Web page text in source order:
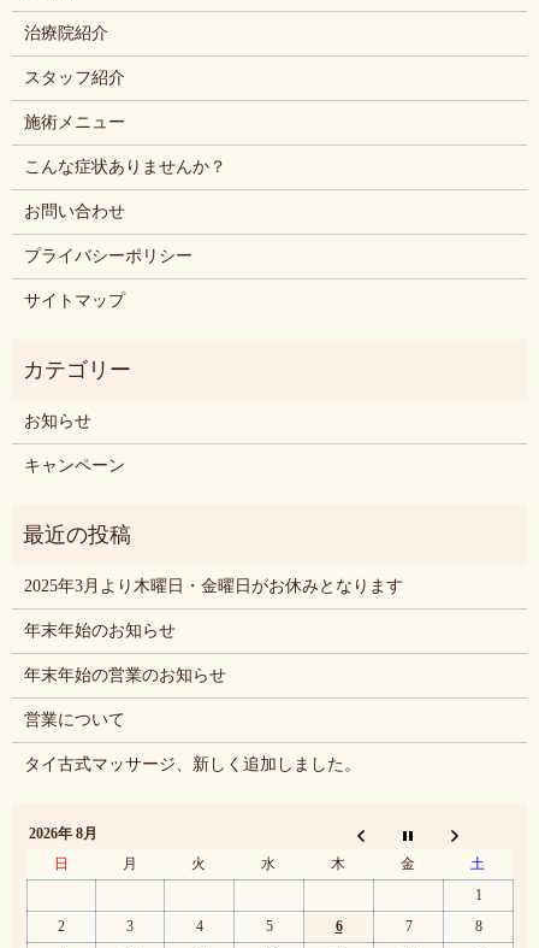
治療院紹介
スタッフ紹介
施術メニュー
こんな症状ありませんか？
お問い合わせ
プライバシーポリシー
サイトマップ
お知らせ
キャンペーン
2025年3月より木曜日・金曜日がお休みとなります
年末年始のお知らせ
年末年始の営業のお知らせ
営業について
タイ古式マッサージ、新しく追加しました。
2026年 8月
日
月 火 水 木 金
土
1
2
3 4 5 6 7
8